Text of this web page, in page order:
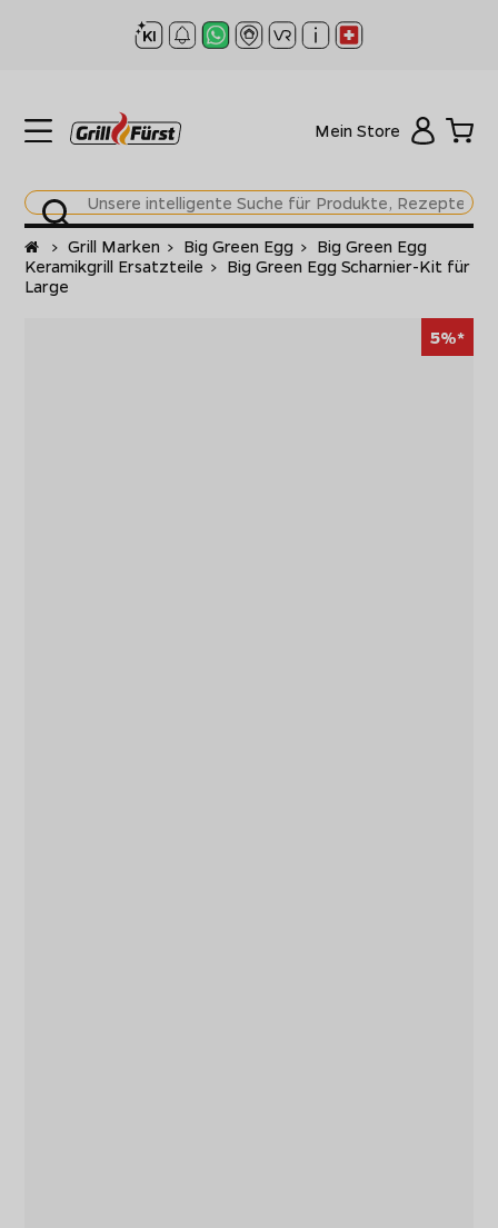
Mein Store
Startseite
> Grill Marken > Big Green Egg > Big Green Egg
Keramikgrill Ersatzteile > Big Green Egg Scharnier-Kit für
Large
5%*